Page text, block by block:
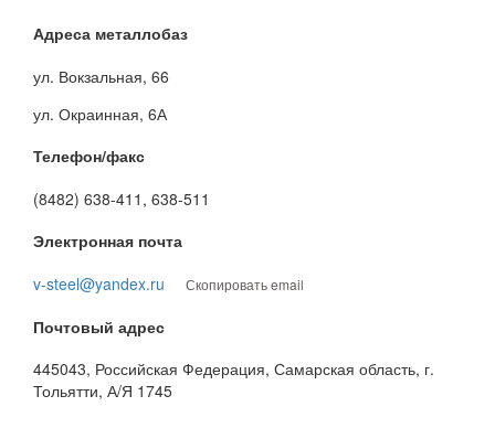
Адреса металлобаз
ул. Вокзальная, 66
ул. Окраинная, 6А
Телефон/факс
(8482) 638-411, 638-511
Электронная почта
v-steel@yandex.ru
Скопировать email
Почтовый адрес
445043, Российская Федерация, Самарская область, г.
Тольятти, А/Я 1745